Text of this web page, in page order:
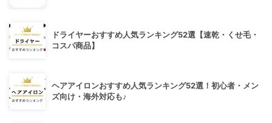
ドライヤーおすすめ人気ランキング52選【速乾・くせ毛・
コスパ商品】
ヘアアイロンおすすめ人気ランキング52選！初心者・メン
ズ向け・海外対応も♪